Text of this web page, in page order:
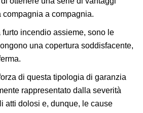
compagnia a compagnia.
incendio assieme, sono le
una copertura soddisfacente,
di questa tipologia di garanzia
rappresentato dalla severità
atti dolosi e, dunque, le cause